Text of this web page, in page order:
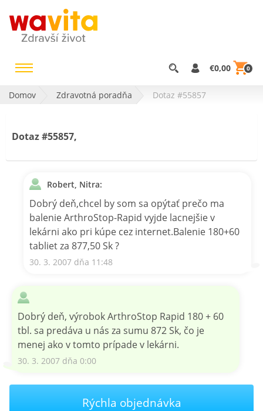
€0,00 0
Domov Zdravotná poradňa Dotaz #55857
Dotaz #55857,
Robert, Nitra:
Dobrý deň,chcel by som sa opýtať prečo ma
balenie ArthroStop-Rapid vyjde lacnejšie v
lekárni ako pri kúpe cez internet.Balenie 180+60
tabliet za 877,50 Sk ?
30. 3. 2007 dňa 11:48
Dobrý deň, výrobok ArthroStop Rapid 180 + 60
tbl. sa predáva u nás za sumu 872 Sk, čo je
menej ako v tomto prípade v lekárni.
30. 3. 2007 dňa 0:00
Rýchla objednávka